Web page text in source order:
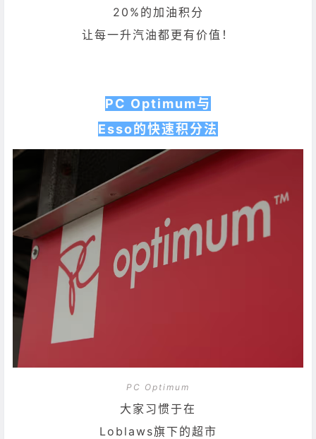
20%的加油积分
让每一升汽油都更有价值！
PC Optimum与
Esso的快速积分法
PC Optimum
大家习惯于在
Loblaws旗下的超市